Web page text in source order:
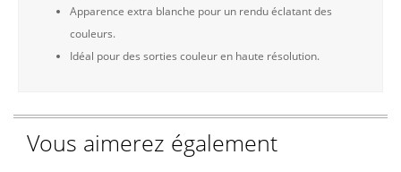
Apparence extra blanche pour un rendu éclatant des
couleurs.
Idéal pour des sorties couleur en haute résolution.
Vous aimerez également